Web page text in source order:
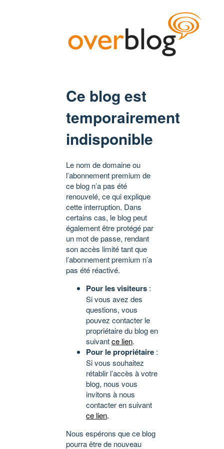
Ce blog est
temporairement
indisponible
Le nom de domaine ou
l’abonnement premium de
ce blog n’a pas été
renouvelé, ce qui explique
cette interruption. Dans
certains cas, le blog peut
également être protégé par
un mot de passe, rendant
son accès limité tant que
l’abonnement premium n’a
pas été réactivé.
Pour les visiteurs :
Si vous avez des
questions, vous
pouvez contacter le
propriétaire du blog en
suivantce lien.
Pour le propriétaire :
Si vous souhaitez
rétablir l’accès à votre
blog, nous vous
invitons à nous
contacter en suivant
ce lien.
Nous espérons que ce blog
pourra être de nouveau